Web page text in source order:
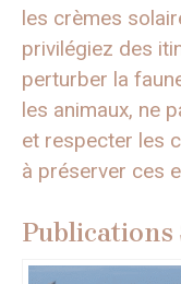
les crèmes
privilégiez des
perturber la
les animaux, ne
et respecter les
à préserver ces
Publications